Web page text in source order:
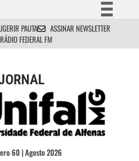
Simplifique!
Comunica BR
Acesso à informação
Legislação
Canais
PAUTA
ASSINAR NEWSLETTER
FEDERAL FM
60 | Agosto 2026